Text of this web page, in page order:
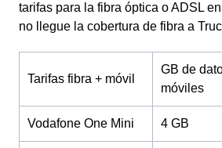
tarifas para la fibra óptica o ADSL
no llegue la cobertura de fibra a
Tarifas fibra + móvil
GB de
móviles
Vodafone One Mini 4 GB